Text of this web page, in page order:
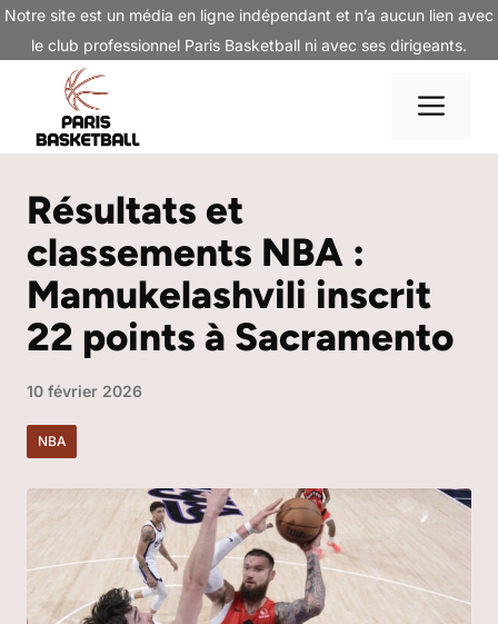
Aller
contenu
Notre site est un média en ligne indépendant et n’a aucun lien avec
le club professionnel Paris Basketball ni avec ses dirigeants.
Résultats et
classements NBA :
Mamukelashvili inscrit
22 points à Sacramento
10 février 2026
NBA